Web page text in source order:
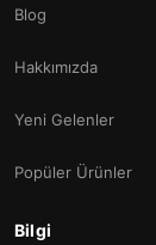
Blog
Hakkımızda
Yeni Gelenler
Popüler Ürünler
Bilgi